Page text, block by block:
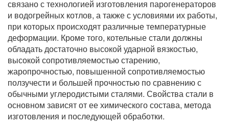
связано с технологией изготовления парогенераторов
и водогрейных котлов, а также с условиями их работы,
при которых происходят различные температурные
деформации. Кроме того, котельные стали должны
обладать достаточно высокой ударной вязкостью,
высокой сопротивляемостью старению,
жаропрочностью, повышенной сопротивляемостью
ползучести и большей прочностью по сравнению с
обычными углеродистыми сталями. Свойства стали в
основном зависят от ее химического состава, метода
изготовления и последующей обработки.